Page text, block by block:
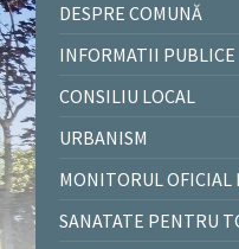
DESPRE COMUNĂ
INFORMATII PUBLICE
CONSILIU LOCAL
URBANISM
MONITORUL OFICIAL
SANATATE PENTRU